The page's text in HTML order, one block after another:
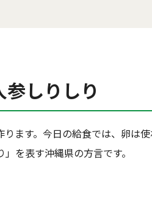
しりしり
ます。今日の給食では、卵は
を表す沖縄県の方言です。